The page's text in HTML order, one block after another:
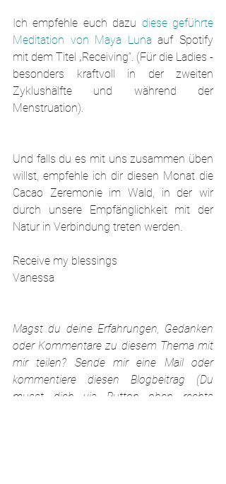
Ich empfehle euch dazu diese geführte
Meditation von Maya Luna auf Spotify
mit dem Titel „Receiving“. (Für die Ladies -
besonders kraftvoll in der zweiten
Zyklushälfte und während der
Menstruation).
Und falls du es mit uns zusammen üben
willst, empfehle ich dir diesen Monat die
Cacao Zeremonie im Wald, in der wir
durch unsere Empfänglichkeit mit der
Natur in Verbindung treten werden.
Receive my blessings
Vanessa
Magst du deine Erfahrungen, Gedanken
oder Kommentare zu diesem Thema mit
mir teilen? Sende mir eine Mail oder
kommentiere diesen Blogbeitrag (Du
musst dich via Button oben rechts